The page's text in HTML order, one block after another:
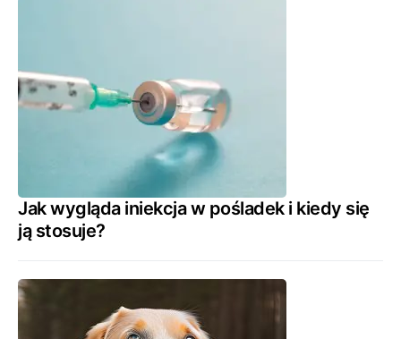
Jak wygląda iniekcja w pośladek i kiedy się
ją stosuje?